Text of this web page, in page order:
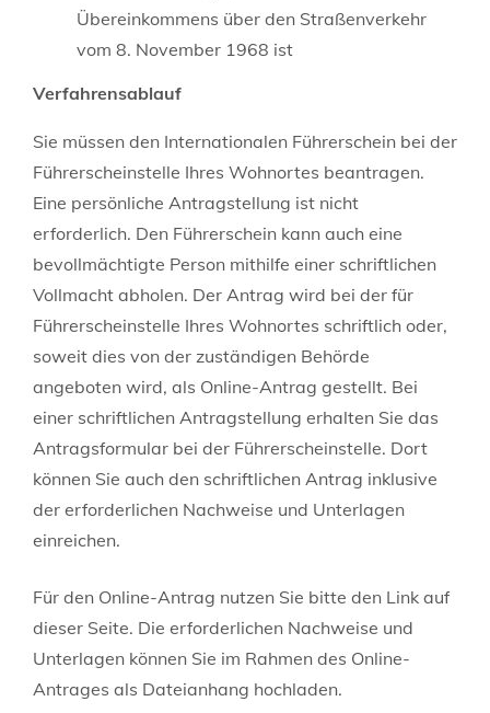
Übereinkommens über den Straßenverkehr
vom 8. November 1968 ist
Verfahrensablauf
Sie müssen den Internationalen Führerschein bei der
Führerscheinstelle Ihres Wohnortes beantragen.
Eine persönliche Antragstellung ist nicht
erforderlich. Den Führerschein kann auch eine
bevollmächtigte Person mithilfe einer schriftlichen
Vollmacht abholen. Der Antrag wird bei der für
Führerscheinstelle Ihres Wohnortes schriftlich oder,
soweit dies von der zuständigen Behörde
angeboten wird, als Online-Antrag gestellt. Bei
einer schriftlichen Antragstellung erhalten Sie das
Antragsformular bei der Führerscheinstelle. Dort
können Sie auch den schriftlichen Antrag inklusive
der erforderlichen Nachweise und Unterlagen
einreichen.
Für den Online-Antrag nutzen Sie bitte den Link auf
dieser Seite. Die erforderlichen Nachweise und
Unterlagen können Sie im Rahmen des Online-
Antrages als Dateianhang hochladen.